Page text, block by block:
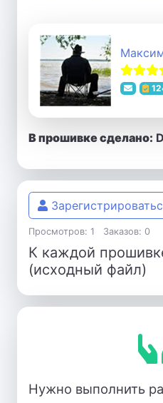
В прошивке сделано:
Просмотров: 1 Заказов: 0
К каждой
(исходный файл)
Нужно выполнить